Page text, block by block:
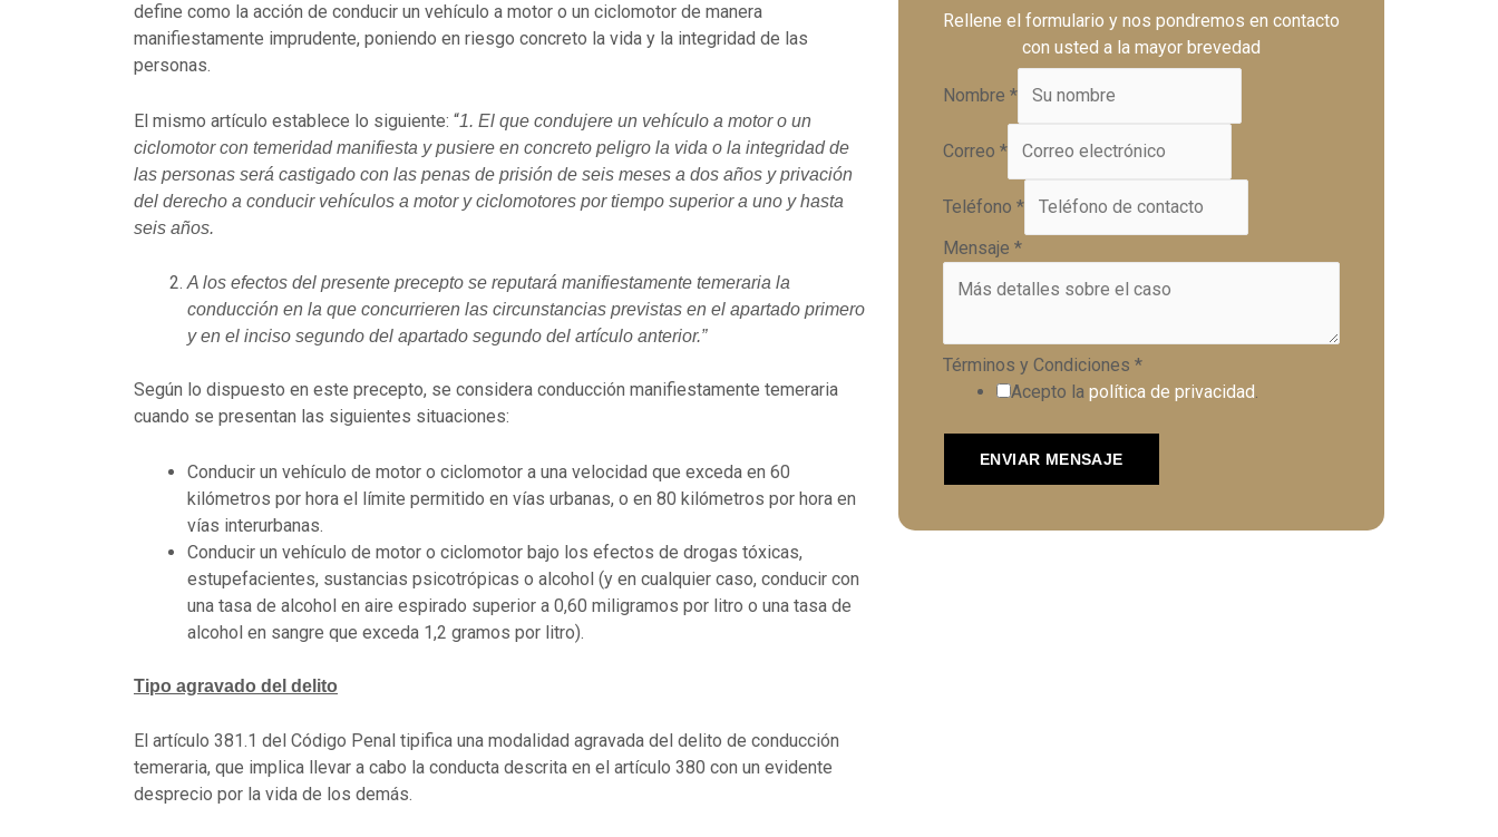
define como la acción de conducir un vehículo a motor o un ciclomotor de manera
manifiestamente imprudente, poniendo en riesgo concreto la vida y la integridad de las
personas.
El mismo artículo establece lo siguiente: “1. El que condujere un vehículo a motor o un
ciclomotor con temeridad manifiesta y pusiere en concreto peligro la vida o la integridad de
las personas será castigado con las penas de prisión de seis meses a dos años y privación
del derecho a conducir vehículos a motor y ciclomotores por tiempo superior a uno y hasta
seis años.
A los efectos del presente precepto se reputará manifiestamente temeraria la
conducción en la que concurrieren las circunstancias previstas en el apartado primero
y en el inciso segundo del apartado segundo del artículo anterior.”
Según lo dispuesto en este precepto, se considera conducción manifiestamente temeraria
cuando se presentan las siguientes situaciones:
Conducir un vehículo de motor o ciclomotor a una velocidad que exceda en 60
kilómetros por hora el límite permitido en vías urbanas, o en 80 kilómetros por hora en
vías interurbanas.
Conducir un vehículo de motor o ciclomotor bajo los efectos de drogas tóxicas,
estupefacientes, sustancias psicotrópicas o alcohol (y en cualquier caso, conducir con
una tasa de alcohol en aire espirado superior a 0,60 miligramos por litro o una tasa de
alcohol en sangre que exceda 1,2 gramos por litro).
Tipo agravado del delito
El artículo 381.1 del Código Penal tipifica una modalidad agravada del delito de conducción
temeraria, que implica llevar a cabo la conducta descrita en el artículo 380 con un evidente
desprecio por la vida de los demás.
Rellene el formulario y nos pondremos en contacto
con usted a la mayor brevedad
Nombre *
Correo *
Teléfono *
Mensaje *
Términos y Condiciones *
Acepto la política de privacidad
ENVIAR MENSAJE